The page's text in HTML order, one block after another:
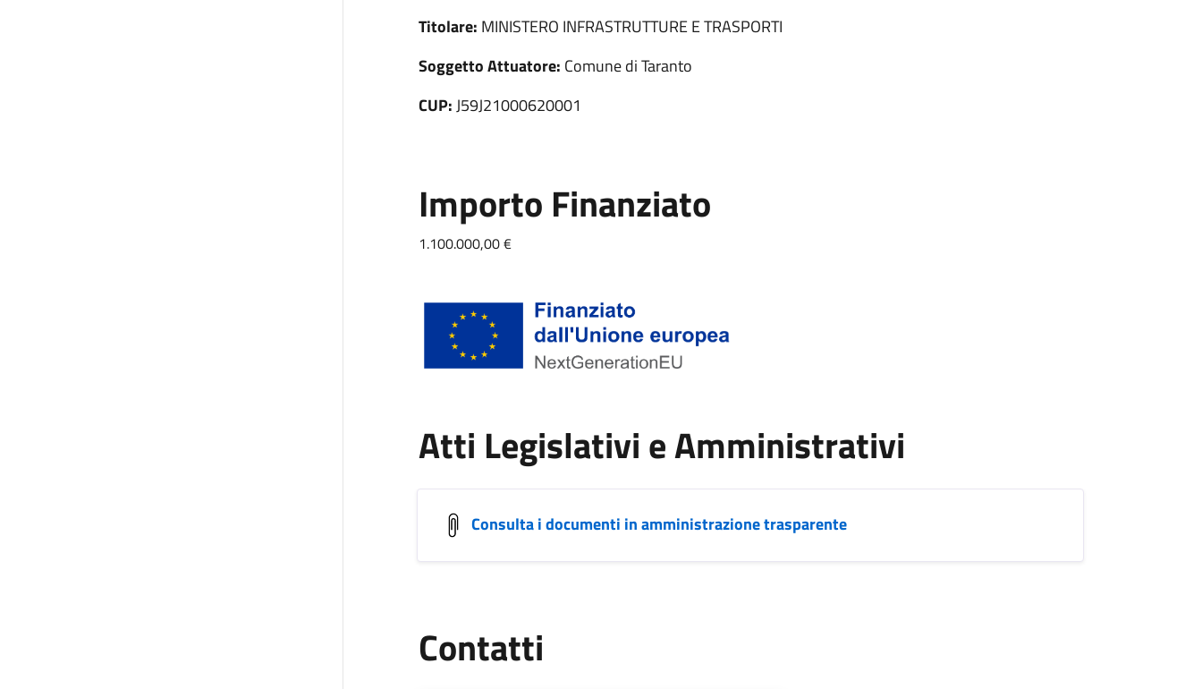
Titolare: MINISTERO INFRASTRUTTURE E TRASPORTI
Soggetto Attuatore: Comune di Taranto
CUP:J59J21000620001
Importo Finanziato
1.100.000,00 €
Atti Legislativi e Amministrativi
Consulta i documenti in amministrazione trasparente
Contatti